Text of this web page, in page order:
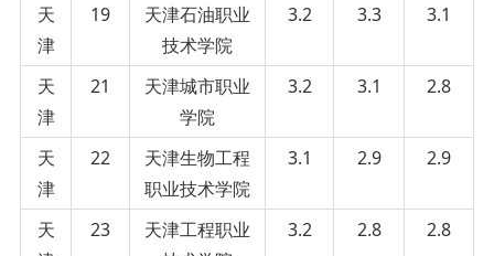
天
津
19
天津石油职业
技术学院
3.2 3.3 3.1
天
津
21
天津城市职业
学院
3.2 3.1 2.8
天
津
22
天津生物工程
职业技术学院
3.1 2.9 2.9
天
23
天津工程职业
3.2 2.8 2.8